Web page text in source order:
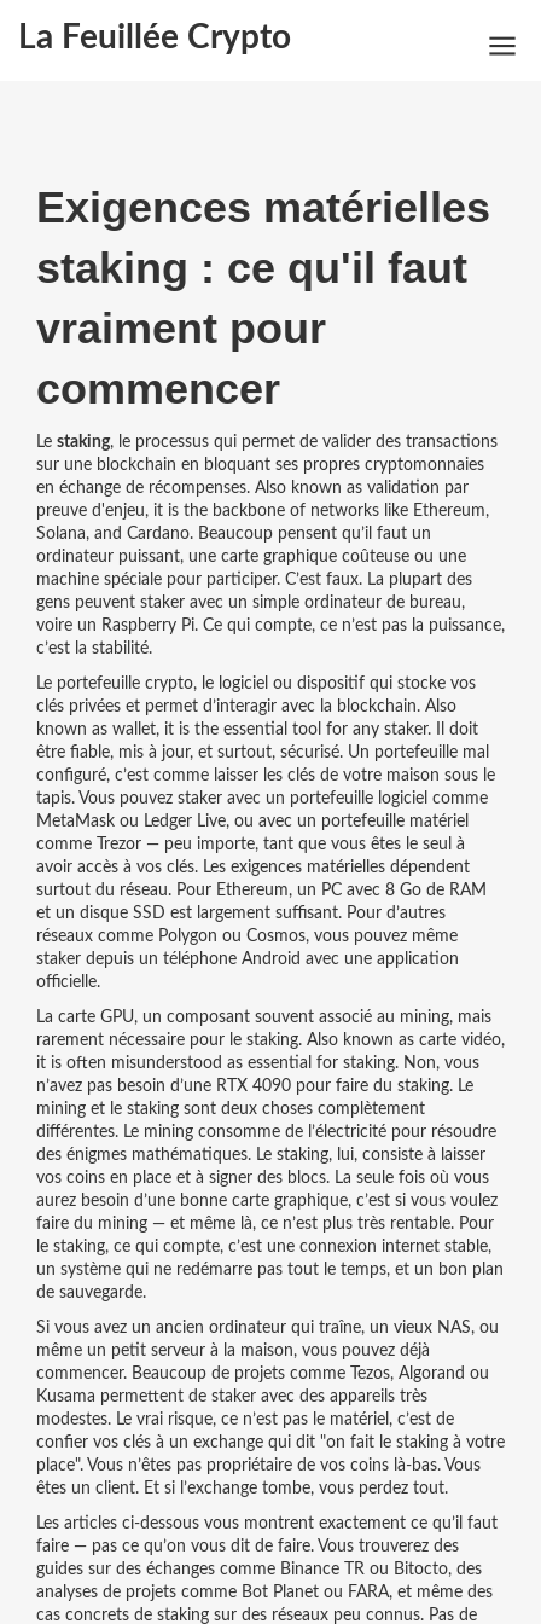
La Feuillée Crypto
Exigences matérielles
staking : ce qu'il faut
vraiment pour
commencer
Le staking, le processus qui permet de valider des transactions
sur une blockchain en bloquant ses propres cryptomonnaies
en échange de récompenses. Also known as validation par
preuve d'enjeu, it is the backbone of networks like Ethereum,
Solana, and Cardano.Beaucoup pensent qu’il faut un
ordinateur puissant, une carte graphique coûteuse ou une
machine spéciale pour participer. C’est faux. La plupart des
gens peuvent staker avec un simple ordinateur de bureau,
voire un Raspberry Pi. Ce qui compte, ce n’est pas la puissance,
c’est la stabilité.
Le portefeuille crypto, le logiciel ou dispositif qui stocke vos
clés privées et permet d’interagir avec la blockchain. Also
known as wallet, it is the essential tool for any staker.Il doit
être fiable, mis à jour, et surtout, sécurisé. Un portefeuille mal
configuré, c’est comme laisser les clés de votre maison sous le
tapis. Vous pouvez staker avec un portefeuille logiciel comme
MetaMask ou Ledger Live, ou avec un portefeuille matériel
comme Trezor — peu importe, tant que vous êtes le seul à
avoir accès à vos clés. Les exigences matérielles dépendent
surtout du réseau. Pour Ethereum, un PC avec 8 Go de RAM
et un disque SSD est largement suffisant. Pour d’autres
réseaux comme Polygon ou Cosmos, vous pouvez même
staker depuis un téléphone Android avec une application
officielle.
La carte GPU, un composant souvent associé au mining, mais
rarement nécessaire pour le staking. Also known as carte vidéo,
it is often misunderstood as essential for staking.Non, vous
n’avez pas besoin d’une RTX 4090 pour faire du staking. Le
mining et le staking sont deux choses complètement
différentes. Le mining consomme de l’électricité pour résoudre
des énigmes mathématiques. Le staking, lui, consiste à laisser
vos coins en place et à signer des blocs. La seule fois où vous
aurez besoin d’une bonne carte graphique, c’est si vous voulez
faire du mining — et même là, ce n’est plus très rentable. Pour
le staking, ce qui compte, c’est une connexion internet stable,
un système qui ne redémarre pas tout le temps, et un bon plan
de sauvegarde.
Si vous avez un ancien ordinateur qui traîne, un vieux NAS, ou
même un petit serveur à la maison, vous pouvez déjà
commencer. Beaucoup de projets comme Tezos, Algorand ou
Kusama permettent de staker avec des appareils très
modestes. Le vrai risque, ce n’est pas le matériel, c’est de
confier vos clés à un exchange qui dit "on fait le staking à votre
place". Vous n’êtes pas propriétaire de vos coins là-bas. Vous
êtes un client. Et si l’exchange tombe, vous perdez tout.
Les articles ci-dessous vous montrent exactement ce qu’il faut
faire — pas ce qu’on vous dit de faire. Vous trouverez des
guides sur des échanges comme Binance TR ou Bitocto, des
analyses de projets comme Bot Planet ou FARA, et même des
cas concrets de staking sur des réseaux peu connus. Pas de